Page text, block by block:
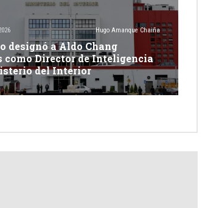
Hugo Amanque Chaiña
designó a Aldo Chang
como Director de Inteligencia
del Interior